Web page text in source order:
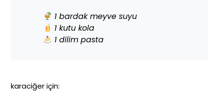
1 bardak meyve suyu
1 kutu kola
1 dilim pasta
karaciğer için: